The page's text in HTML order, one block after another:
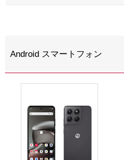
Android スマートフォン